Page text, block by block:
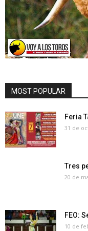
MOST POPULAR
Feria
31 de
Tres
20 de
FEO:
10 de